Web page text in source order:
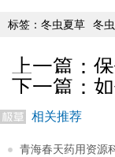
标签： 冬虫夏草 冬
上一篇：
下一篇：
相关推荐
青海春天药用资源